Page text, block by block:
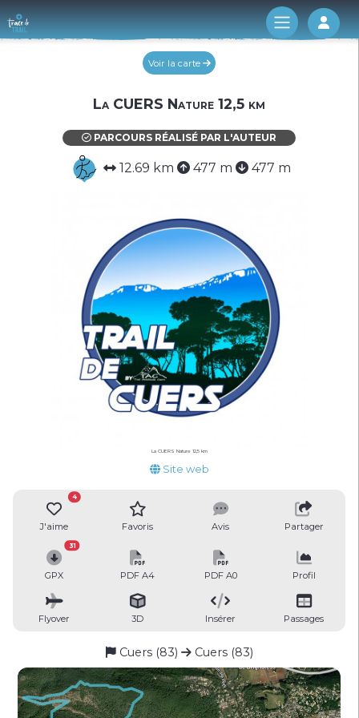
Log
Voir la carte
La CUERS Nature 12,5 km
PARCOURS RÉALISÉ PAR L'AUTEUR
12.69 km 477 m 477 m
La CUERS Nature 12,5 km
Site web
J'aime
4
Favoris Avis Partager
GPX
31
PDF A4 PDF A0 Profil
Flyover 3D Insérer Passages
Cuers (83) Cuers (83)